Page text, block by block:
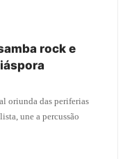
rock e
oriunda das periferias
une a percussão